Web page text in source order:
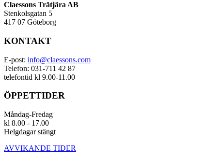
Claessons Trätjära AB
Stenkolsgatan 5
417 07 Göteborg
KONTAKT
E-post: info@claessons.com
Telefon: 031-711 42 87
telefontid kl 9.00-11.00
ÖPPETTIDER
Måndag-Fredag
kl 8.00 - 17.00
Helgdagar stängt
AVVIKANDE TIDER